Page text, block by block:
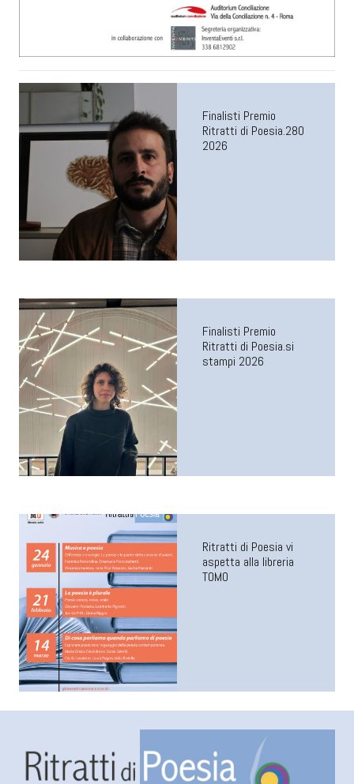
Finalisti Premio
Ritratti di Poesia.280
2026
Finalisti Premio
Ritratti di Poesia.si
stampi 2026
Ritratti di Poesia vi
aspetta alla libreria
TOMO